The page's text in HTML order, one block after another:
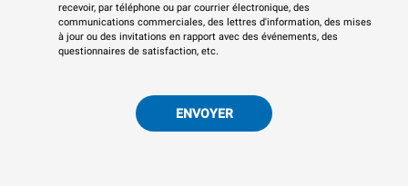
recevoir, par téléphone ou par courrier électronique, des
communications commerciales, des lettres d'information, des mises
à jour ou des invitations en rapport avec des événements, des
questionnaires de satisfaction, etc.
ENVOYER